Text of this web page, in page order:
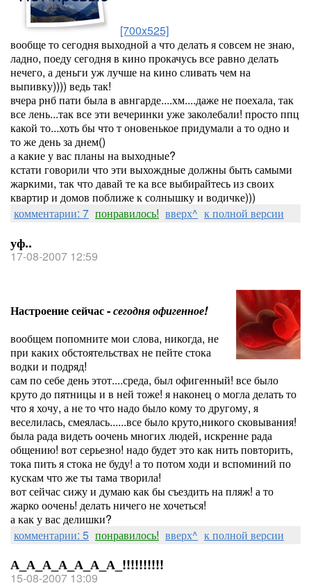
[700x525]
вообще то сегодня выходной а что делать я совсем не знаю,
ладно, поеду сегодня в кино прокачусь все равно делать
нечего, а деньги уж лучше на кино сливать чем на
выпивку)))) ведь так!
вчера рнб пати была в авнгарде....хм....даже не поехала, так
все лень...так все эти вечеринки уже заколебали! просто ппц
какой то...хоть бы что т оновенькое придумали а то одно и
то же день за днем()
а какие у вас планы на выходные?
кстати говорили что эти выхождные должны быть самыми
жаркими, так что давай те ка все выбирайтесь из своих
квартир и домов поближе к солнышку и водичке)))
комментарии: 7 понравилось! вверх^ к полной версии
уф..
17-08-2007 12:59
Настроение сейчас -сегодня офигенное!
вообщем попомните мои слова, никогда, не
при каких обстоятельствах не пейте стока
водки и подряд!
сам по себе день этот....среда, был офигенный! все было
круто до пятницы и в ней тоже! я наконец о могла делать то
что я хочу, а не то что надо было кому то другому, я
веселилась, смеялась......все было круто,никого сковывания!
была рада видеть оочень многих людей, искренне рада
общению! вот серьезно! надо будет это как нить повторить,
тока пить я стока не буду! а то потом ходи и вспоминий по
кускам что же ты тама творила!
вот сейчас сижу и думаю как бы съездить на пляж! а то
жарко оочень! делать ничего не хочеться!
а как у вас делишки?
комментарии: 5 понравилось! вверх^ к полной версии
А_А_А_А_А_А_А_!!!!!!!!!!
15-08-2007 13:09